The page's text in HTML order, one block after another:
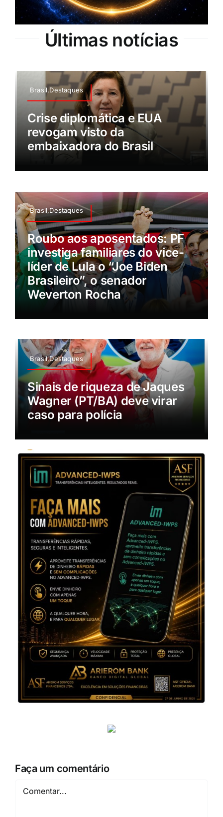
Últimas notícias
Brasil,Destaques
Crise diplomática e EUA
revogam visto da
embaixadora do Brasil
Brasil,Destaques
Roubo aos aposentados: PF
investiga familiares do vice-
líder de Lula o “Joe Biden
Brasileiro”, o senador
Weverton Rocha
Brasil,Destaques
Sinais de riqueza de Jaques
Wagner (PT/BA) deve virar
caso para polícia